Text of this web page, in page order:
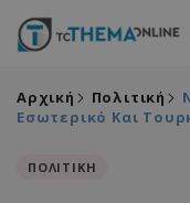
Αρχική Πολιτική
Εσωτερικό Και
ΠΟΛΙΤΙΚΗ